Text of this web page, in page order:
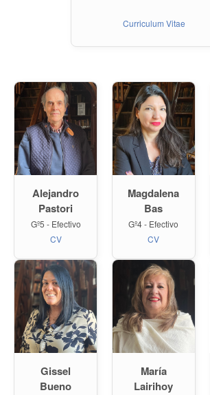
Curriculum Vitae
Alejandro
Pastori
Gº5 - Efectivo
CV
Magdalena
Bas
Gº4 - Efectivo
CV
Gissel
Bueno
María
Lairihoy